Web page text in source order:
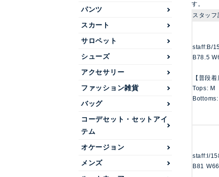
パンツ
スカート
サロペット
シューズ
アクセサリー
ファッション雑貨
バッグ
コーデセット・セットアイ
テム
オケージョン
メンズ
す。
スタッフ
staff:B/
B78.5
【普段着
Tops: M
Bottoms:
staff:I/
B81